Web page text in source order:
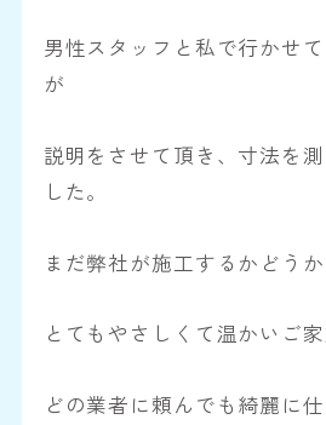
男性スタッフと私で行かせ
が
説明をさせて頂き、寸法を
した。
まだ弊社が施工するかどう
とてもやさしくて温かいご
どの業者に頼んでも綺麗に